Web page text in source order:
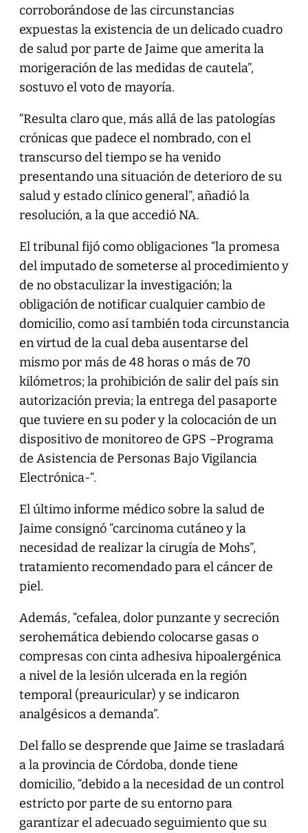
corroborándose de las circunstancias
expuestas la existencia de un delicado cuadro
de salud por parte de Jaime que amerita la
morigeración de las medidas de cautela”,
sostuvo el voto de mayoría.
“Resulta claro que, más allá de las patologías
crónicas que padece el nombrado, con el
transcurso del tiempo se ha venido
presentando una situación de deterioro de su
salud y estado clínico general”, añadió la
resolución, a la que accedió NA.
El tribunal fijó como obligaciones “la promesa
del imputado de someterse al procedimiento y
de no obstaculizar la investigación; la
obligación de notificar cualquier cambio de
domicilio, como así también toda circunstancia
en virtud de la cual deba ausentarse del
mismo por más de 48 horas o más de 70
kilómetros; la prohibición de salir del país sin
autorización previa; la entrega del pasaporte
que tuviere en su poder y la colocación de un
dispositivo de monitoreo de GPS –Programa
de Asistencia de Personas Bajo Vigilancia
Electrónica-“.
El último informe médico sobre la salud de
Jaime consignó “carcinoma cutáneo y la
necesidad de realizar la cirugía de Mohs”,
tratamiento recomendado para el cáncer de
piel.
Además, “cefalea, dolor punzante y secreción
serohemática debiendo colocarse gasas o
compresas con cinta adhesiva hipoalergénica
a nivel de la lesión ulcerada en la región
temporal (preauricular) y se indicaron
analgésicos a demanda”.
Del fallo se desprende que Jaime se trasladará
a la provincia de Córdoba, donde tiene
domicilio, “debido a la necesidad de un control
estricto por parte de su entorno para
garantizar el adecuado seguimiento que su